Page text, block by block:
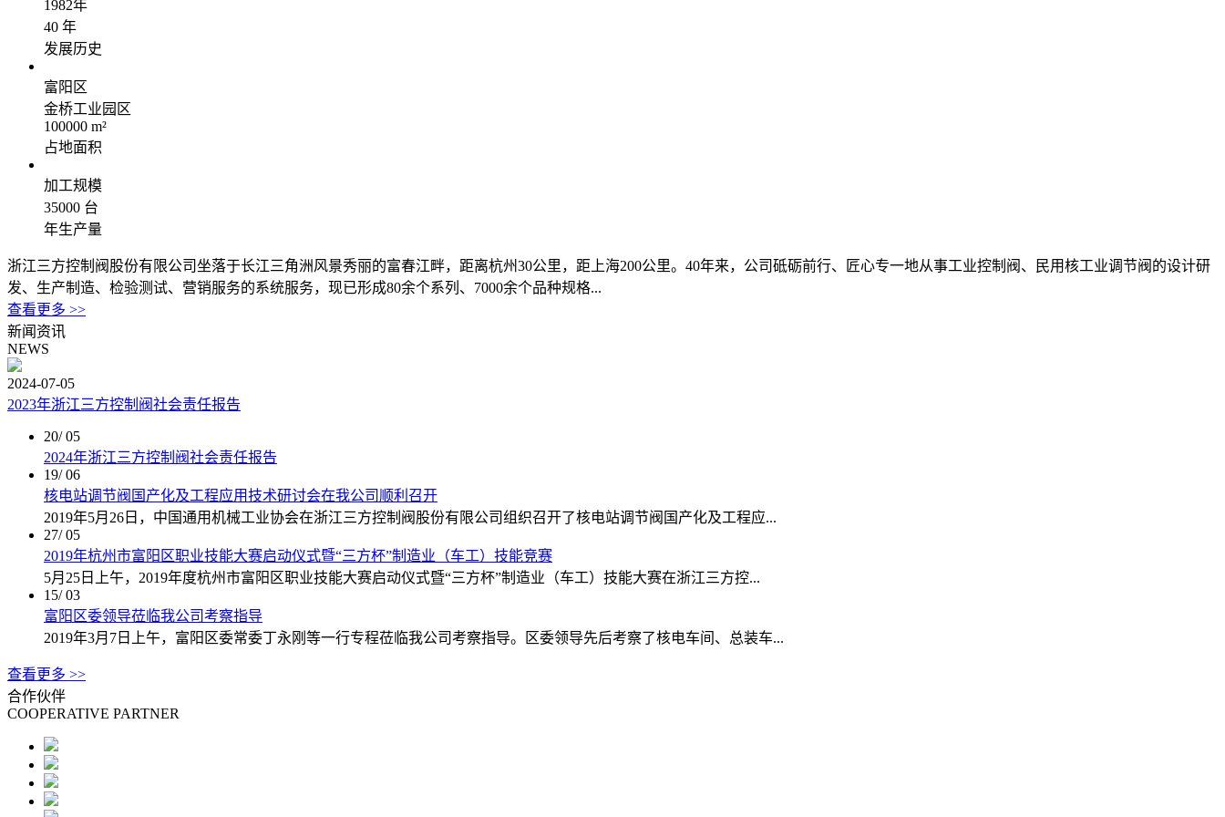
1982年
40 年
发展历史
富阳区
金桥工业园区
100000 m²
占地面积
加工规模
35000 台
年生产量
浙江三方控制阀股份有限公司坐落于长江三角洲风景秀丽的富春江畔，距离杭州30公里，距上海200公里。40年来，公司砥砺前行、匠心专一地从事工业控制阀、民用核工业调节阀的设计研
发、生产制造、检验测试、营销服务的系统服务，现已形成80余个系列、7000余个品种规格...
查看更多 >>
新闻资讯
NEWS
2024-07-05
2023年浙江三方控制阀社会责任报告
20/ 05
2024年浙江三方控制阀社会责任报告
19/ 06
核电站调节阀国产化及工程应用技术研讨会在我公司顺利召开
2019年5月26日，中国通用机械工业协会在浙江三方控制阀股份有限公司组织召开了核电站调节阀国产化及工程应...
27/ 05
2019年杭州市富阳区职业技能大赛启动仪式暨“三方杯”制造业（车工）技能竞赛
5月25日上午，2019年度杭州市富阳区职业技能大赛启动仪式暨“三方杯”制造业（车工）技能大赛在浙江三方控...
15/ 03
富阳区委领导莅临我公司考察指导
2019年3月7日上午，富阳区委常委丁永刚等一行专程莅临我公司考察指导。区委领导先后考察了核电车间、总装车...
查看更多 >>
合作伙伴
COOPERATIVE PARTNER